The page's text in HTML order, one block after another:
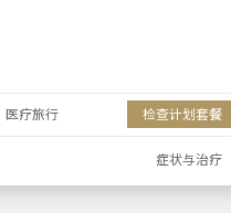
医疗旅行 检查计划套餐
症状与治疗